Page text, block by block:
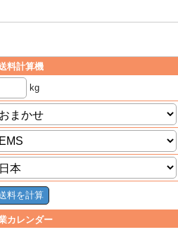
料計算機
kg
カレンダー